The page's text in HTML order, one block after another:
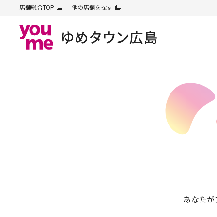
店舗総合TOP 他の店舗を探す
あなたが